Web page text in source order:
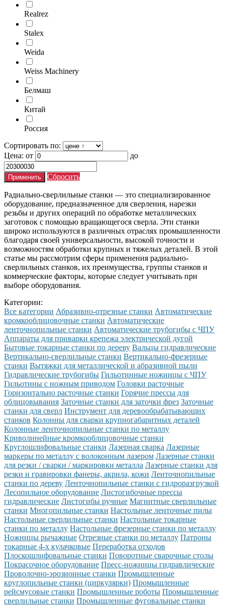
Realrez
Stalex
Weida
Weiss Machinery
Белмаш
Китай
Россия
Сортировать по:
Цена: от до
Сбросить
Радиально-сверлильные станки — это специализированное
оборудование, предназначенное для сверления, нарезки
резьбы и других операций по обработке металлических
заготовок с помощью вращающегося сверла. Эти станки
широко используются в различных отраслях промышленности
благодаря своей универсальности, высокой точности и
возможностям обработки крупных и тяжелых деталей. В этой
статье мы рассмотрим сферы применения радиально-
сверлильных станков, их преимущества, группы станков и
коммерческие факторы, которые следует учитывать при
выборе оборудования.
Категории:
Все категории Абразивно-отрезные станки Автоматические
кромкооблицовочные станки Автоматические
ленточнопильные станки Автоматические трубогибы с ЧПУ
Аппараты для приварки крепежа электрической дугой
Бытовые токарные станки по дереву Вальцы гидравлические
Вертикально-сверлильные станки Вертикально-фрезерные
станки Вытяжки для металлической и абразивной пыли
Гидравлические трубогибы Гильотинные ножницы с ЧПУ
Гильотины с ножным приводом Головки расточные
Горизонтально расточные станки Горячие прессы для
облицовывания Заточные станки для заточки фрез Заточные
станки для сверл Инструмент для деревообрабатывающих
станков Колонны для сварки крупногабаритных деталей
Колонные ленточнопильные станки по металлу
Криволинейные кромкооблицовочные станки
Круглошлифовальные станки Лазерная сварка Лазерные
маркеры по металлу с волоконным лазером Лазерные станки
для резки / сварки / маркировки металла Лазерные станки для
резки и гравировки фанеры, акрила, кожи Ленточнопильные
станки по дереву Ленточнопильные станки с гидроразгрузкой
Лесопильное оборудование Листогибочные прессы
гидравлические Листогибы ручные Магнитные сверлильные
станки Многопильные станки Настольные ленточные пилы
Настольные сверлильные станки Настольные токарные
станки по металлу Настольные фрезерные станки по металлу
Ножницы рычажные Отрезные станки по металлу Патроны
токарные 4-х кулачковые Переработка отходов
Плоскошлифовальные станки Поворотные сварочные столы
Покрасочное оборудование Пресс-ножницы гидравлические
Проволочно-эрозионные станки Промышленные
круглопильные станки (циркулярки) Промышленные
рейсмусовые станки Промышленные роботы Промышленные
сверлильные станки Промышленные фуговальные станки